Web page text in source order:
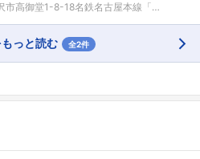
高御堂1-8-18名鉄名古屋本線「国府...
っと読む 全2件